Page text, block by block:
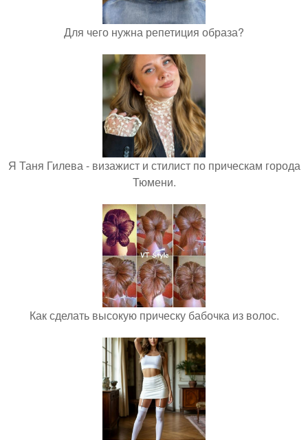
Для чего нужна репетиция образа?
Я Таня Гилева - визажист и стилист по прическам города
Тюмени.
Как сделать высокую прическу бабочка из волос.